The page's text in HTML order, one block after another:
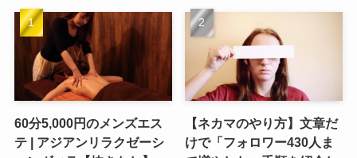
60分5,000円のメンズエス
テ | アジアンリラクゼーシ
【ネカマのやり方】文章だ
けで「フォロワー430人ま